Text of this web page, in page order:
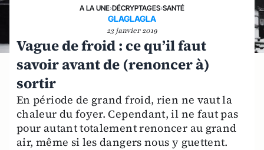
A LA UNE›DÉCRYPTAGES›SANTÉ
GLAGLAGLA
23 janvier 2019
Vague de froid : ce qu’il faut
savoir avant de (renoncer à)
sortir
En période de grand froid, rien ne vaut la
chaleur du foyer. Cependant, il ne faut pas
pour autant totalement renoncer au grand
air, même si les dangers nous y guettent.